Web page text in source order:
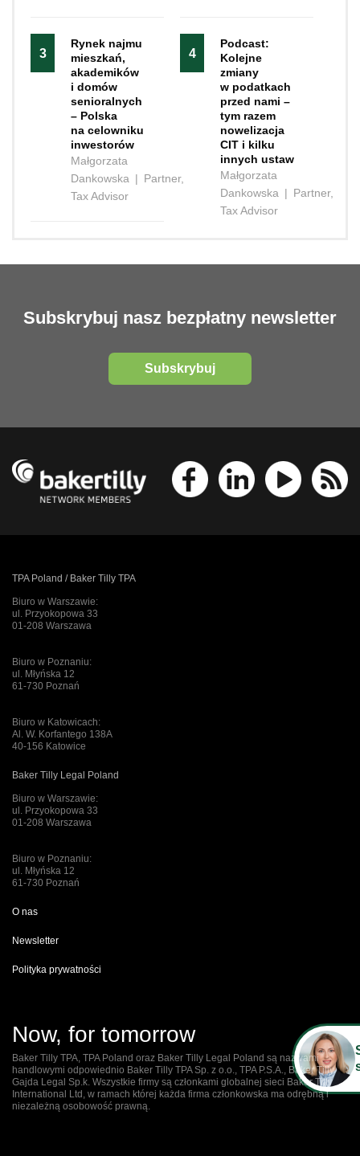
3
Rynek najmu
mieszkań,
akademików
i domów
senioralnych
– Polska
na celowniku
inwestorów
Małgorzata
Dankowska | Partner,
Tax Advisor
4
Podcast:
Kolejne
zmiany
w podatkach
przed nami –
tym razem
nowelizacja
CIT i kilku
innych ustaw
Małgorzata
Dankowska | Partner,
Tax Advisor
Subskrybuj nasz bezpłatny newsletter
Subskrybuj
TPA Poland / Baker Tilly TPA
Biuro w Warszawie:
ul. Przyokopowa 33
01-208 Warszawa
Biuro w Poznaniu:
ul. Młyńska 12
61-730 Poznań
Biuro w Katowicach:
Al. W. Korfantego 138A
40-156 Katowice
Baker Tilly Legal Poland
Biuro w Warszawie:
ul. Przyokopowa 33
01-208 Warszawa
Biuro w Poznaniu:
ul. Młyńska 12
61-730 Poznań
O nas
Newsletter
Polityka prywatności
Now, for tomorrow
Baker Tilly TPA, TPA Poland oraz Baker Tilly Legal Poland są nazwami
handlowymi odpowiednio Baker Tilly TPA Sp. z o.o., TPA P.S.A., Baker Tilly
Gajda Legal Sp.k. Wszystkie firmy są członkami globalnej sieci Baker Tilly
International Ltd, w ramach której każda firma członkowska ma odrębną i
niezależną osobowość prawną.